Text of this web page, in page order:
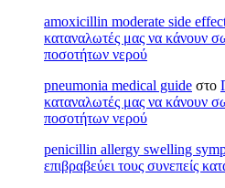
amoxicillin moderate side
καταναλωτές μας να κάνουν
ποσοτήτων νερού
pneumonia medical guide στο
καταναλωτές μας να κάνουν
ποσοτήτων νερού
penicillin allergy swelling
επιβραβεύει τους συνεπείς